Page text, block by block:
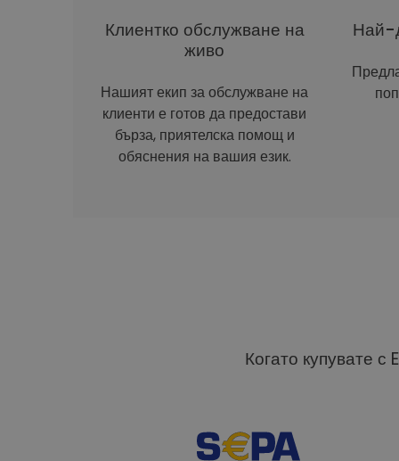
Клиентко обслужване на
живо
Нашият екип за обслужване на
клиенти е готов да предостави
бърза, приятелска помощ и
обяснения на вашия език.
Най-
Когато купувате